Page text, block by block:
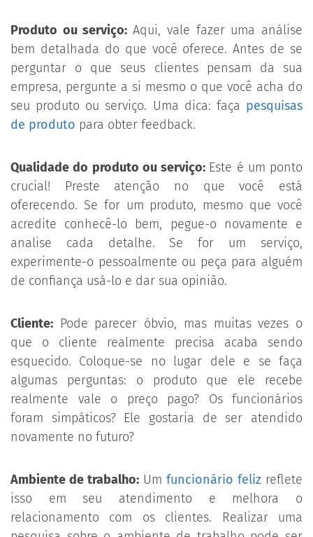
Produto ou serviço:Aqui, vale fazer uma análise
bem detalhada do que você oferece. Antes de se
perguntar o que seus clientes pensam da sua
empresa, pergunte a si mesmo o que você acha do
seu produto ou serviço. Uma dica: faça pesquisas
de produto para obter feedback.
Qualidade do produto ou serviço: Este é um ponto
crucial! Preste atenção no que você está
oferecendo. Se for um produto, mesmo que você
acredite conhecê-lo bem, pegue-o novamente e
analise cada detalhe. Se for um serviço,
experimente-o pessoalmente ou peça para alguém
de confiança usá-lo e dar sua opinião.
Cliente: Pode parecer óbvio, mas muitas vezes o
que o cliente realmente precisa acaba sendo
esquecido. Coloque-se no lugar dele e se faça
algumas perguntas: o produto que ele recebe
realmente vale o preço pago? Os funcionários
foram simpáticos? Ele gostaria de ser atendido
novamente no futuro?
Ambiente de trabalho: Um funcionário feliz reflete
isso em seu atendimento e melhora o
relacionamento com os clientes. Realizar uma